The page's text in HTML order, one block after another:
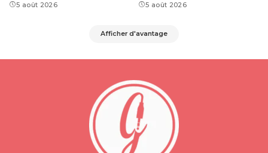
5 août 2026 5 août 2026
Afficher d'avantage